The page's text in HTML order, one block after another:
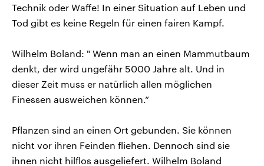
Technik oder Waffe! In einer Situation auf Leben und
Tod gibt es keine Regeln für einen fairen Kampf.
Wilhelm Boland: " Wenn man an einen Mammutbaum
denkt, der wird ungefähr 5000 Jahre alt. Und in
dieser Zeit muss er natürlich allen möglichen
Finessen ausweichen können.“
Pflanzen sind an einen Ort gebunden. Sie können
nicht vor ihren Feinden fliehen. Dennoch sind sie
ihnen nicht hilflos ausgeliefert. Wilhelm Boland